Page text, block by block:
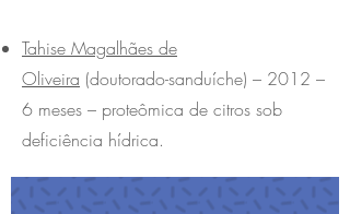
Tahise Magalhães de
Oliveira (doutorado-sanduíche) – 2012 –
6 meses – proteômica de citros sob
deficiência hídrica.